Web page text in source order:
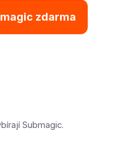
zdarma
Submagic.